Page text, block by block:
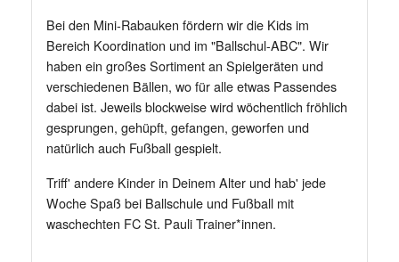
Bei den Mini-Rabauken fördern wir die Kids im
Bereich Koordination und im "Ballschul-ABC". Wir
haben ein großes Sortiment an Spielgeräten und
verschiedenen Bällen, wo für alle etwas Passendes
dabei ist. Jeweils blockweise wird wöchentlich fröhlich
gesprungen, gehüpft, gefangen, geworfen und
natürlich auch Fußball gespielt.
Triff' andere Kinder in Deinem Alter und hab' jede
Woche Spaß bei Ballschule und Fußball mit
waschechten FC St. Pauli Trainer*innen.